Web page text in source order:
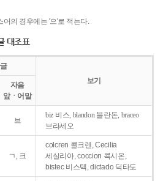
어의 경우에는 '으'로 적는다.
대조표
보기
자음
앞ㆍ어말
브
biz 비스, blandon 블란돈, braceo
브라세오
ㄱ, 크
colcren 콜크렌, Cecilia
세실리아, coccion 콕시온,
bistec 비스텍, dictado 딕타도